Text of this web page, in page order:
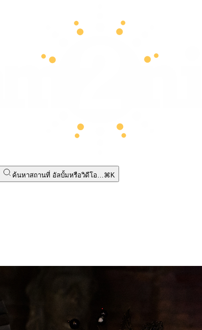
ค้นหาสถานที่ อัลบั้มหรือวิดีโอ…⌘K